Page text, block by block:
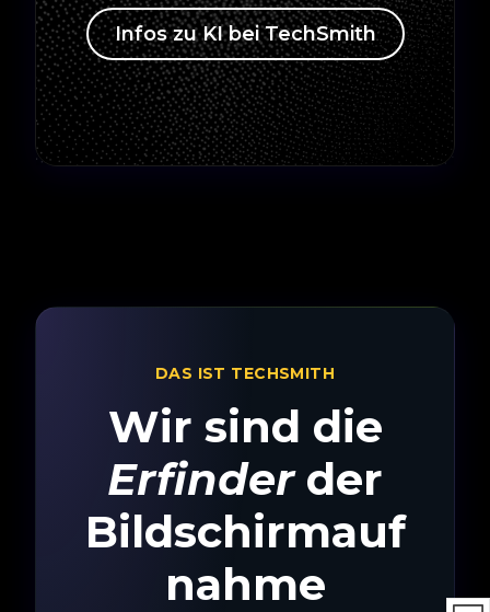
Infos zu KI bei TechSmith
DAS IST TECHSMITH
Wir sind die
Erfinderder
Bildschirmauf
nahme